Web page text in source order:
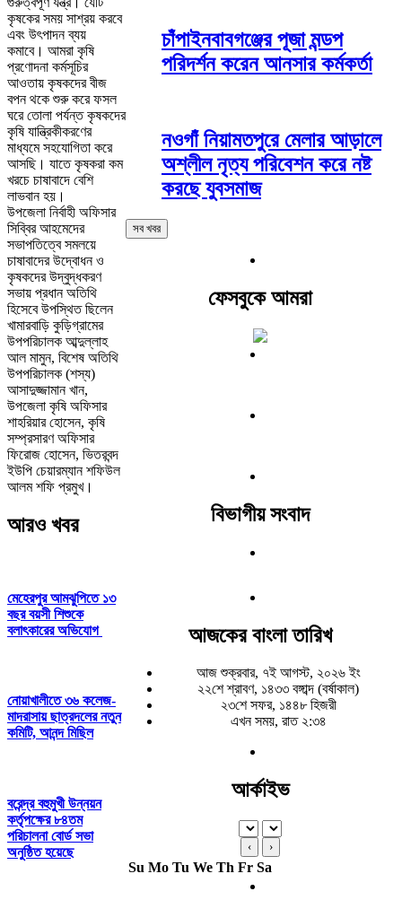
কৃষকের সময় সাশ্রয় করবে
এবং উৎপাদন ব্যয়
কমাবে। আমরা কৃষি
প্রণোদনা কর্মসূচির
আওতায় কৃষকদের বীজ
বপন থকে শুরু করে ফসল
ঘরে তোলা পর্যন্ত কৃষকদের
কৃষি যান্ত্রিকীকরণের
মাধ্যমে সহযোগিতা করে
আসছি। যাতে কৃষকরা কম
খরচে চাষাবাদে বেশি
লাভবান হয়।
উপজেলা নির্বাহী অফিসার
সিব্বির আহমেদের
সভাপতিত্বে সমলয়ে
চাষাবাদের উদ্বোধন ও
কৃষকদের উদ্বুদ্ধকরণ
সভায় প্রধান অতিথি
হিসেবে উপস্থিত ছিলেন
খামারবাড়ি কুড়িগ্রামের
উপপরিচালক আব্দুল্লাহ
আল মামুন, বিশেষ অতিথি
উপপরিচালক (শস্য)
আসাদুজ্জামান খান,
উপজেলা কৃষি অফিসার
শাহরিয়ার হোসেন, কৃষি
সম্প্রসারণ অফিসার
ফিরোজ হোসেন, ভিতরবন্দ
ইউপি চেয়ারম্যান শফিউল
আলম শফি প্রমুখ।
আরও খবর
মেহেরপুর আমঝুপিতে ১৩
বছর বয়সী শিশুকে
বলাৎকারের অভিযোগ
নোয়াখালীতে ৩৬ কলেজ-
মাদরাসায় ছাত্রদলের নতুন
কমিটি, আনন্দ মিছিল
বরেন্দ্র বহুমুখী উন্নয়ন
কর্তৃপক্ষের ৮৪তম
পরিচালনা বোর্ড সভা
অনুষ্ঠিত হয়েছে
চাঁপাইনবাবগঞ্জের পূজা মন্ডপ
পরিদর্শন করেন আনসার কর্মকর্তা
নওগাঁ নিয়ামতপুরে মেলার আড়ালে
অশ্লীল নৃত্য পরিবেশন করে নষ্ট
করছে যুবসমাজ
সব খবর
ফেসবুকে আমরা
বিভাগীয় সংবাদ
আজকের বাংলা তারিখ
আজ শুক্রবার, ৭ই আগস্ট, ২০২৬ ইং
২২শে শ্রাবণ, ১৪৩৩ বঙ্গাব্দ (বর্ষাকাল)
২৩শে সফর, ১৪৪৮ হিজরী
এখন সময়, রাত ২:৩৪
আর্কাইভ
‹ ›
Su Mo Tu We Th Fr Sa